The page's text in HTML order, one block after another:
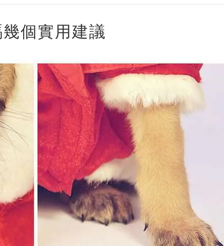
個實用建議